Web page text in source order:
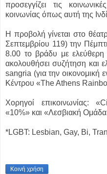
προσεγγίζει τις
κοινωνίας όπως αυτή της
Η προβολή γίνεται στο
Σεπτεμβρίου 119) την
8.00 το βράδυ με
ακολουθήσει συζήτηση και
sangria (για την οικονομική
Κέντρου «The Athens
Χορηγοί επικοινωνίας:
«10%» και «Λεσβιακή
*LGBT: Lesbian, Gay, Bi,
Κοινή χρήση